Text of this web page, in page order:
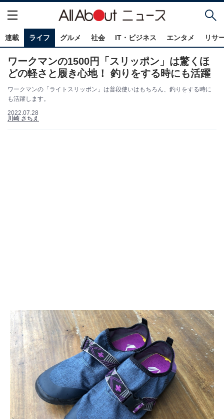
連載 ライフ グルメ 社会 IT・ビジネス エンタメ リサ
ワークマンの1500円「スリッポン」は驚くほ
どの軽さと履き心地！ 釣りをする時にも活躍
ワークマンの「ライトスリッポン」は普段使いはもちろん、釣りをする時に
も活躍します。
2022.07.28
川崎 さちえ